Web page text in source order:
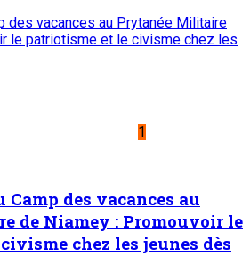
des vacances au Prytanée Militaire
le patriotisme et le civisme chez les
1
des vacances au
de Niamey : Promouvoir le
chez les jeunes dès